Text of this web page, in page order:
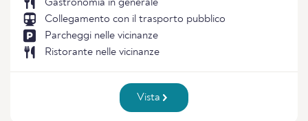
Gastronomia in generale
Collegamento con il trasporto pubblico
Parcheggi nelle vicinanze
Ristorante nelle vicinanze
Vista